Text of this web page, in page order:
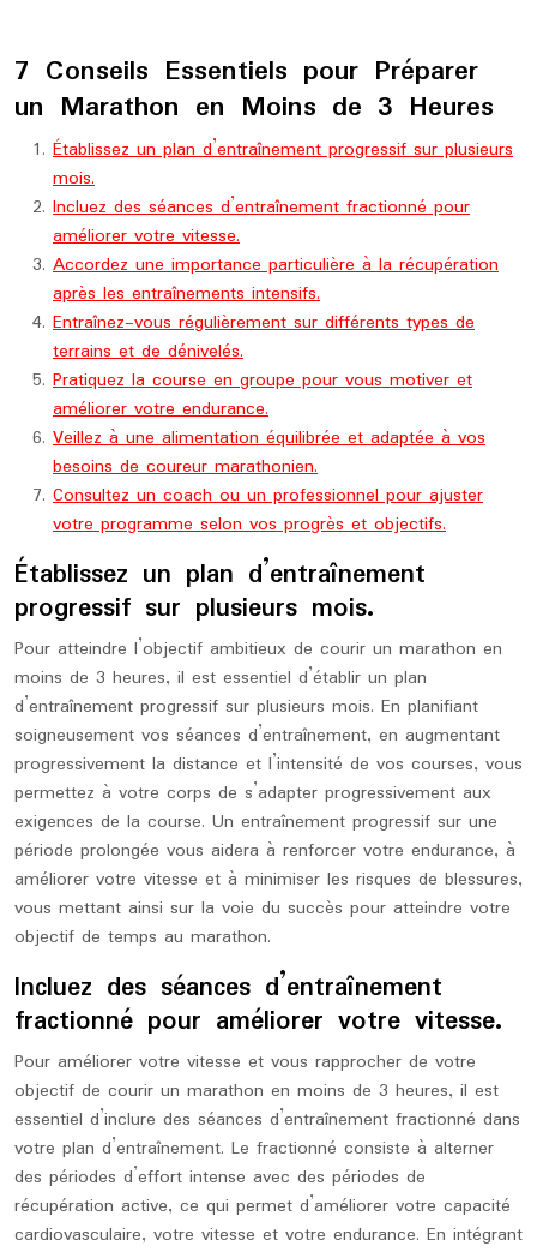
7 Conseils Essentiels pour Préparer
un Marathon en Moins de 3 Heures
Établissez un plan d’entraînement progressif sur plusieurs
mois.
Incluez des séances d’entraînement fractionné pour
améliorer votre vitesse.
Accordez une importance particulière à la récupération
après les entraînements intensifs.
Entraînez-vous régulièrement sur différents types de
terrains et de dénivelés.
Pratiquez la course en groupe pour vous motiver et
améliorer votre endurance.
Veillez à une alimentation équilibrée et adaptée à vos
besoins de coureur marathonien.
Consultez un coach ou un professionnel pour ajuster
votre programme selon vos progrès et objectifs.
Établissez un plan d’entraînement
progressif sur plusieurs mois.
Pour atteindre l’objectif ambitieux de courir un marathon en
moins de 3 heures, il est essentiel d’établir un plan
d’entraînement progressif sur plusieurs mois. En planifiant
soigneusement vos séances d’entraînement, en augmentant
progressivement la distance et l’intensité de vos courses, vous
permettez à votre corps de s’adapter progressivement aux
exigences de la course. Un entraînement progressif sur une
période prolongée vous aidera à renforcer votre endurance, à
améliorer votre vitesse et à minimiser les risques de blessures,
vous mettant ainsi sur la voie du succès pour atteindre votre
objectif de temps au marathon.
Incluez des séances d’entraînement
fractionné pour améliorer votre vitesse.
Pour améliorer votre vitesse et vous rapprocher de votre
objectif de courir un marathon en moins de 3 heures, il est
essentiel d’inclure des séances d’entraînement fractionné dans
votre plan d’entraînement. Le fractionné consiste à alterner
des périodes d’effort intense avec des périodes de
récupération active, ce qui permet d’améliorer votre capacité
cardiovasculaire, votre vitesse et votre endurance. En intégrant